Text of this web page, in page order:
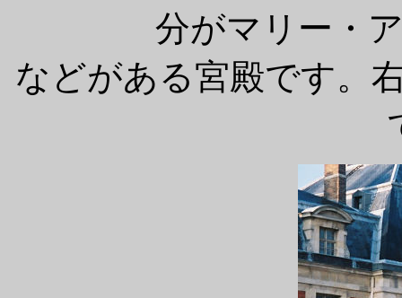
分がマリー・
などがある宮殿です。